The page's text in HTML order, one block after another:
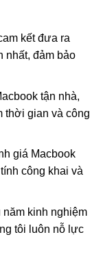
kết đưa ra
nhất, đảm bảo
tận nhà,
thời gian và công
giá Macbook
công khai và
kinh nghiệm
tôi luôn nỗ lực